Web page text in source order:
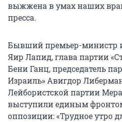
выжжена в умах наших
пресса.
Бывший премьер-министр
Яир Лапид, глава партии
Бени Ганц, председатель
Израиль» Авигдор
Лейбористской партии
выступили единым
оппозиции: «Трудное утро